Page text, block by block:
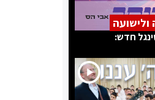
ולישועה
חדש: